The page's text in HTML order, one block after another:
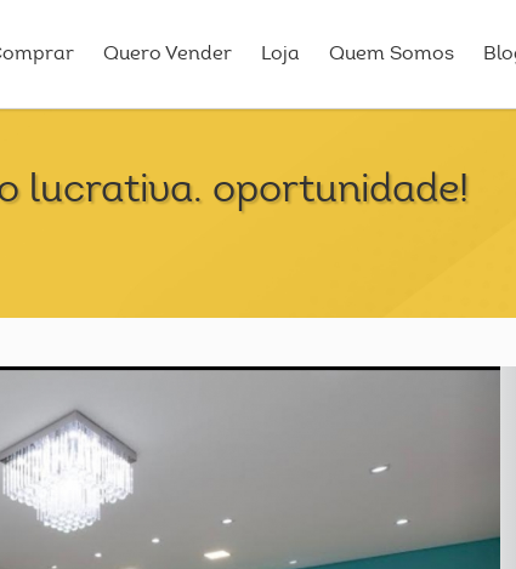
Quero Vender Loja Quem Somos
lucrativa. oportunidade!